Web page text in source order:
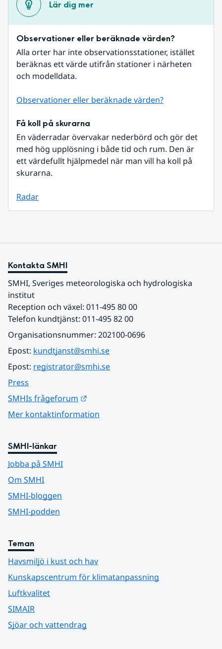
Lär dig mer
Observationer eller beräknade värden?
Alla orter har inte observationsstationer, istället
beräknas ett värde utifrån stationer i närheten
och modelldata.
Observationer eller beräknade värden?
Få koll på skurarna
En väderradar övervakar nederbörd och gör det
med hög upplösning i både tid och rum. Den är
ett värdefullt hjälpmedel när man vill ha koll på
skurarna.
Radar
Kontakta SMHI
SMHI, Sveriges meteorologiska och hydrologiska
institut
Reception och växel: 011-495 80 00
Telefon kundtjänst: 011-495 82 00
Organisationsnummer: 202100-0696
Epost: kundtjanst@smhi.se
Epost: registrator@smhi.se
Press
SMHIs frågeforum
Mer kontaktinformation
SMHI-länkar
Jobba på SMHI
Om SMHI
SMHI-bloggen
SMHI-podden
Teman
Havsmiljö i kust och hav
Kunskapscentrum för klimatanpassning
Luftkvalitet
SIMAIR
Sjöar och vattendrag